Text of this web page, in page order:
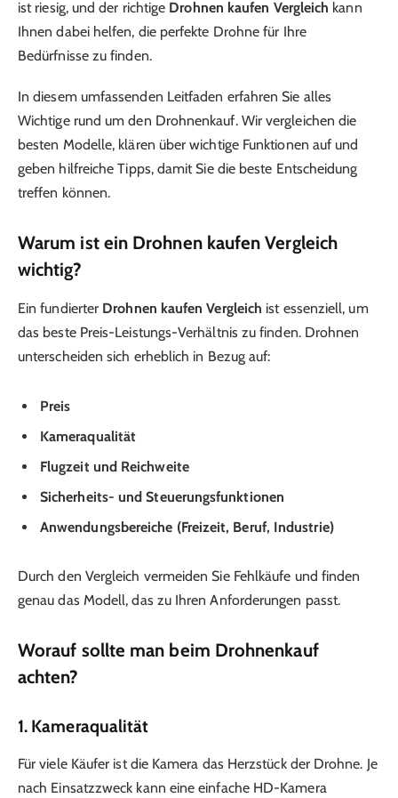
ist riesig, und der richtige Drohnen kaufen Vergleich kann
Ihnen dabei helfen, die perfekte Drohne für Ihre
Bedürfnisse zu finden.
In diesem umfassenden Leitfaden erfahren Sie alles
Wichtige rund um den Drohnenkauf. Wir vergleichen die
besten Modelle, klären über wichtige Funktionen auf und
geben hilfreiche Tipps, damit Sie die beste Entscheidung
treffen können.
Warum ist ein Drohnen kaufen Vergleich
wichtig?
Ein fundierter Drohnen kaufen Vergleich ist essenziell, um
das beste Preis-Leistungs-Verhältnis zu finden. Drohnen
unterscheiden sich erheblich in Bezug auf:
Preis
Kameraqualität
Flugzeit und Reichweite
Sicherheits- und Steuerungsfunktionen
Anwendungsbereiche (Freizeit, Beruf, Industrie)
Durch den Vergleich vermeiden Sie Fehlkäufe und finden
genau das Modell, das zu Ihren Anforderungen passt.
Worauf sollte man beim Drohnenkauf
achten?
1. Kameraqualität
Für viele Käufer ist die Kamera das Herzstück der Drohne. Je
nach Einsatzzweck kann eine einfache HD-Kamera